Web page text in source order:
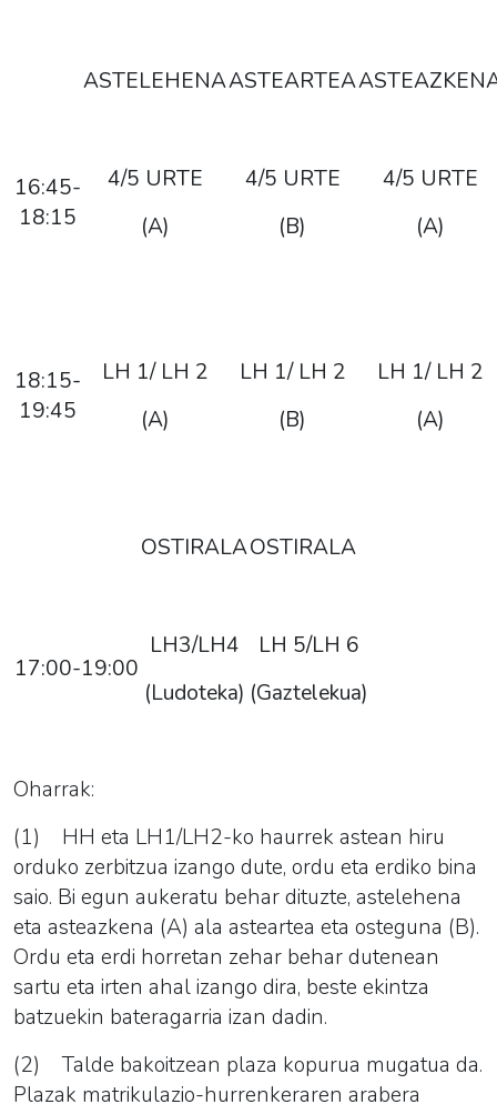
ASTELEHENAASTEARTEA
16:45-
18:15
4/5 URTE
(A)
4/5 URTE
(B)
4/5 URTE
(A)
18:15-
19:45
LH 1/ LH 2
(A)
LH 1/ LH 2
(B)
LH 1/ LH 2
(A)
OSTIRALAOSTIRALA
17:00-19:00
LH3/LH4
(Ludoteka)
LH 5/LH 6
(Gaztelekua)
Oharrak:
(1) HH eta LH1/LH2-ko haurrek astean hiru
orduko zerbitzua izango dute, ordu eta erdiko bina
saio. Bi egun aukeratu behar dituzte, astelehena
eta asteazkena (A) ala asteartea eta osteguna (B).
Ordu eta erdi horretan zehar behar dutenean
sartu eta irten ahal izango dira, beste ekintza
batzuekin bateragarria izan dadin.
(2) Talde bakoitzean plaza kopurua mugatua da.
Plazak matrikulazio-hurrenkeraren arabera